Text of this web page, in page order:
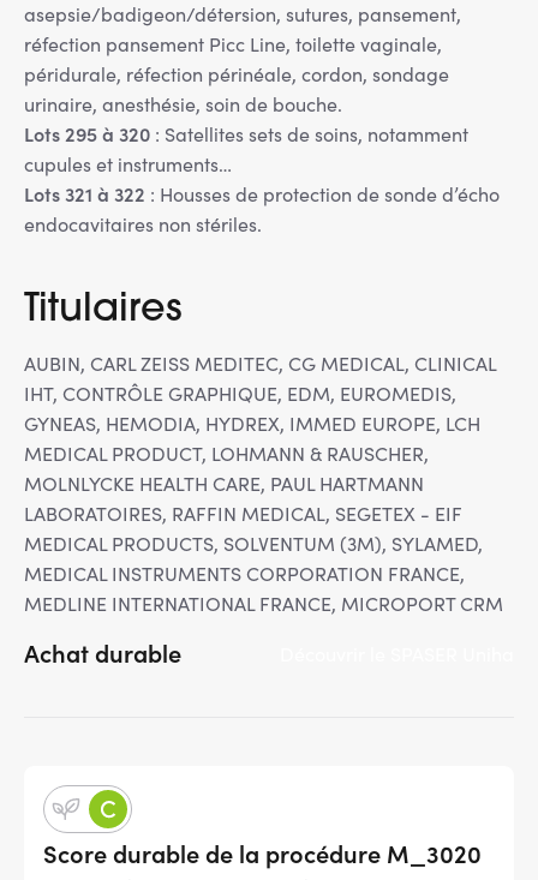
asepsie/badigeon/détersion, sutures, pansement,
réfection pansement Picc Line, toilette vaginale,
péridurale, réfection périnéale, cordon, sondage
urinaire, anesthésie, soin de bouche.
Lots 295 à 320 : Satellites sets de soins, notamment
cupules et instruments…
Lots 321 à 322 : Housses de protection de sonde d’écho
endocavitaires non stériles.
Titulaires
AUBIN, CARL ZEISS MEDITEC, CG MEDICAL, CLINICAL
IHT, CONTRÔLE GRAPHIQUE, EDM, EUROMEDIS,
GYNEAS, HEMODIA, HYDREX, IMMED EUROPE, LCH
MEDICAL PRODUCT, LOHMANN & RAUSCHER,
MOLNLYCKE HEALTH CARE, PAUL HARTMANN
LABORATOIRES, RAFFIN MEDICAL, SEGETEX - EIF
MEDICAL PRODUCTS, SOLVENTUM (3M), SYLAMED,
MEDICAL INSTRUMENTS CORPORATION FRANCE,
MEDLINE INTERNATIONAL FRANCE, MICROPORT CRM
Achat durable
Score durable de la procédure M_3020